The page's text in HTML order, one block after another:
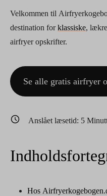
Velkommen til
destination forklassiske,
airfryer opskrifter.
Se alle gratis airfryer
Anslået læsetid: 5
Hos